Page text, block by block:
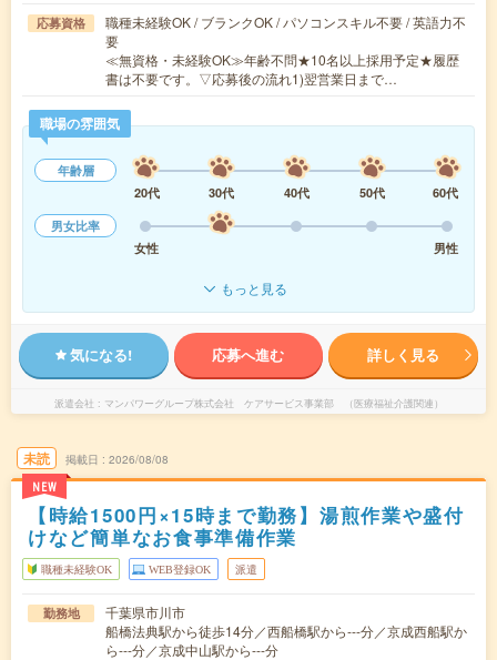
応募資格
職種未経験OK / ブランクOK / パソコンスキル不要 / 英語力不
要
≪無資格・未経験OK≫年齢不問★10名以上採用予定★履歴
書は不要です。▽応募後の流れ1)翌営業日まで…
職場の雰囲気
年齢層
20代
30代 40代 50代
60代
男女比率
女性
男性
もっと見る
気になる! 応募へ進む 詳しく見る
派遣会社 マンパワーグループ株式会社 ケアサービス事業部 （医療福祉介護関連）
未読
NEW
掲載日 2026/08/08
【時給1500円×15時まで勤務】湯煎作業や盛付
けなど簡単なお食事準備作業
職種未経験OK WEB登録OK 派遣
勤務地
千葉県市川市
船橋法典駅から徒歩14分／西船橋駅から---分／京成西船駅か
ら---分／京成中山駅から---分